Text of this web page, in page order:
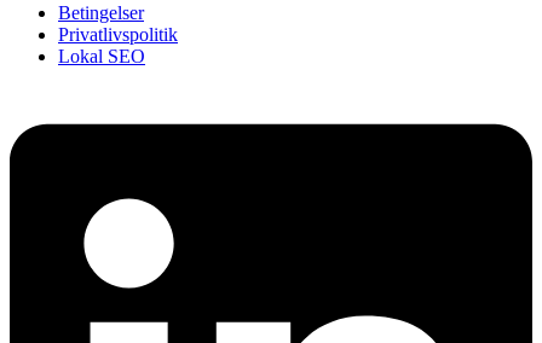
Betingelser
Privatlivspolitik
Lokal SEO